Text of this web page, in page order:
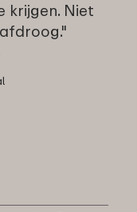
krijgen. Niet